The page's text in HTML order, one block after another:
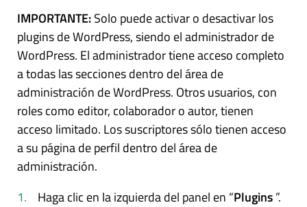
IMPORTANTE:Solo puede activar o desactivar los
plugins de WordPress, siendo el administrador de
WordPress. El administrador tiene acceso completo
a todas las secciones dentro del área de
administración de WordPress. Otros usuarios, con
roles como editor, colaborador o autor, tienen
acceso limitado. Los suscriptores sólo tienen acceso
a su página de perfil dentro del área de
administración.
Haga clic en la izquierda del panel en “Plugins”.